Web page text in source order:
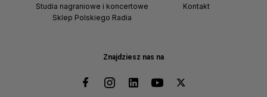
Znajdziesz nas na
Studia nagraniowe i koncertowe
Sklep Polskiego Radia
Kontakt